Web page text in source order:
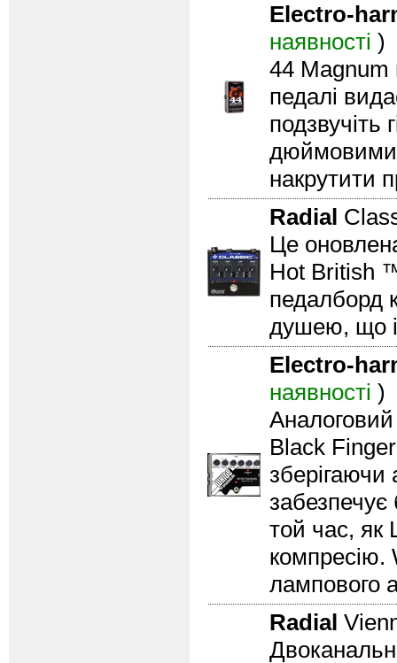
Electro-
наявності )
44 Magnum
педалі
подзвучіть
дюймовими
накрутити
Radial
Це
Hot British
педалборд
душею, що і
Electro-
наявності )
Black
забезпечує
той час, як
компресію.
лампового
Radial